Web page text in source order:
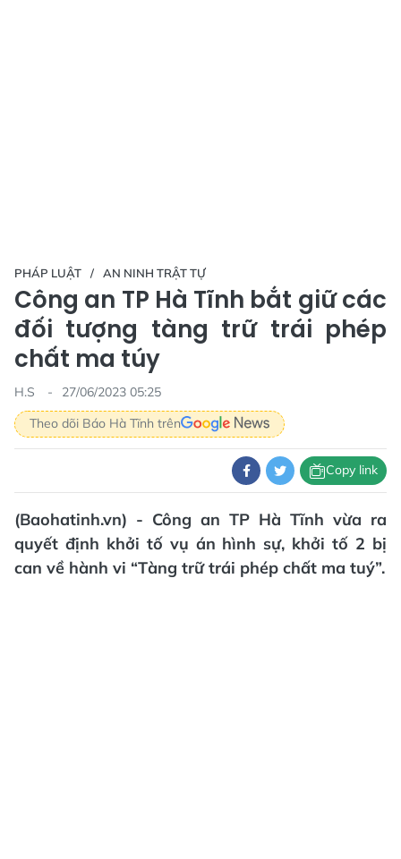
PHÁP LUẬT AN NINH TRẬT TỰ
Công an TP Hà Tĩnh bắt giữ các
đối tượng tàng trữ trái phép
chất ma túy
H.S
27/06/2023 05:25
Theo dõi Báo Hà Tĩnh trên
Copy link
(Baohatinh.vn) - Công an TP Hà Tĩnh vừa ra
quyết định khởi tố vụ án hình sự, khởi tố 2 bị
can về hành vi “Tàng trữ trái phép chất ma tuý”.